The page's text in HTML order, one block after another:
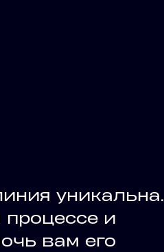
уникальна.
и
вам его